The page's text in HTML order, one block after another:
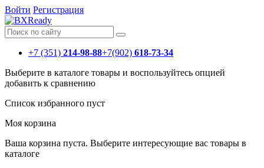
Войти Регистрация
+7 (351) 214-98-88+7(902) 618-73-34
Выберите в каталоге товары и воспользуйтесь опцией
добавить к сравнению
Список избранного пуст
Моя корзина
Ваша корзина пуста. Выберите интересующие вас товары в
каталоге